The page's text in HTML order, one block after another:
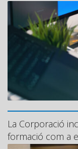
La Corporació
formació com a